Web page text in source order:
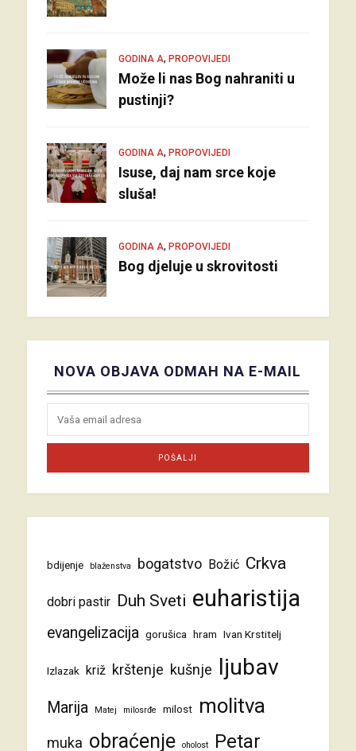
GODINA A, PROPOVIJEDI
Može li nas Bog nahraniti u
pustinji?
GODINA A, PROPOVIJEDI
Isuse, daj nam srce koje
sluša!
GODINA A, PROPOVIJEDI
Bog djeluje u skrovitosti
NOVA OBJAVA ODMAH NA E-MAIL
bdijenje blaženstva bogatstvo Božić Crkva
dobri pastir Duh Sveti euharistija
evangelizacija gorušica hram Ivan Krstitelj
Izlazak križ krštenje kušnje ljubav
Marija Matej milosrđe milost molitva
muka obraćenje oholost Petar